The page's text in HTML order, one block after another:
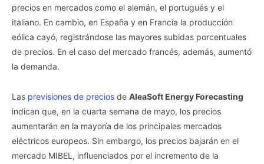
precios en mercados como el alemán, el portugués y el
italiano. En cambio, en España y en Francia la producción
eólica cayó, registrándose las mayores subidas porcentuales
de precios. En el caso del mercado francés, además, aumentó
la demanda.
Las previsiones de precios de AleaSoft Energy Forecasting
indican que, en la cuarta semana de mayo, los precios
aumentarán en la mayoría de los principales mercados
eléctricos europeos. Sin embargo, los precios bajarán en el
mercado MIBEL, influenciados por el incremento de la